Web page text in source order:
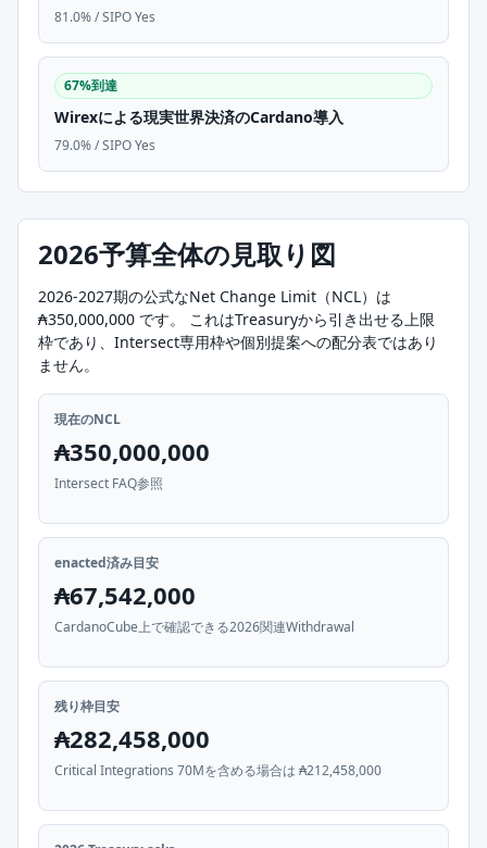
81.0% / SIPO Yes
67%到達
Wirexによる現実世界決済のCardano導入
79.0% / SIPO Yes
2026予算全体の見取り図
2026-2027期の公式なNet Change Limit（NCL）は
₳350,000,000 です。 これはTreasuryから引き出せる上限
枠であり、Intersect専用枠や個別提案への配分表ではあり
ません。
現在のNCL
₳350,000,000
Intersect FAQ参照
enacted済み目安
₳67,542,000
CardanoCube上で確認できる2026関連Withdrawal
残り枠目安
₳282,458,000
Critical Integrations 70Mを含める場合は ₳212,458,000